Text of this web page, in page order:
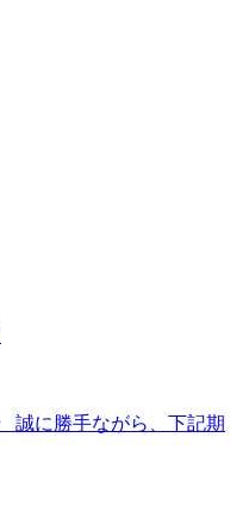
誠に勝手ながら、下記期